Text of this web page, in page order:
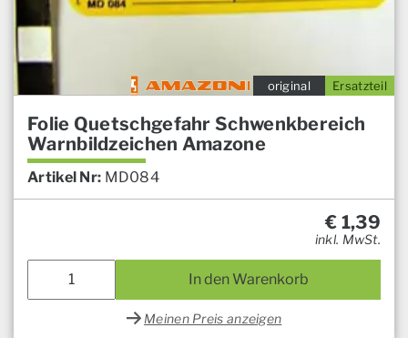
Ersatzteil
original
Folie Quetschgefahr Schwenkbereich
Warnbildzeichen Amazone
Artikel Nr: MD084
€ 1,39
inkl. MwSt.
In den Warenkorb
Meinen Preis anzeigen